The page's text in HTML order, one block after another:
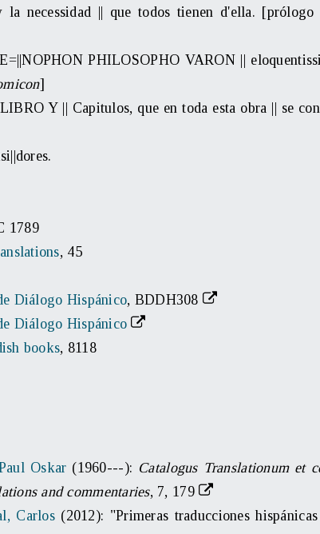
la necessidad || que todos tienen d'ella.
PHILOSOPHO VARON ||
]
Y || Capitulos, que en toda esta obra || se
1789
, 45
Diálogo Hispánico, BDDH308
Diálogo Hispánico
books, 8118
Oskar (1960---): Catalogus Translationum et
and commentaries, 7, 179
Carlos(2012): "Primeras traducciones